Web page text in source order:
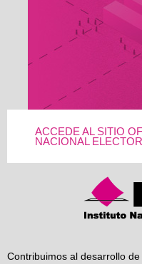
ACCEDE AL SITIO
NACIONAL
Contribuimos al desarrollo